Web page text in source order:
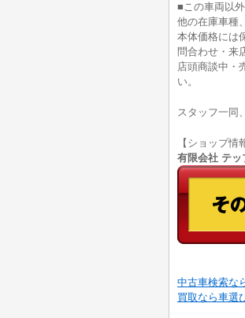
■この車両以
他の在庫車種
本体価格には
問合わせ・来
店頭商談中・
い。
スタッフ一同
【ショップ
有限会社 テ
中古車検索な
買取なら車選